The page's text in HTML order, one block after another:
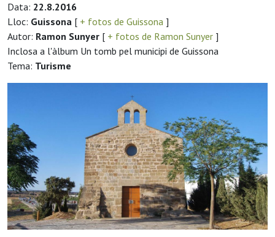
Data: 22.8.2016
Lloc: Guissona [ + fotos de Guissona ]
Autor: Ramon Sunyer [ + fotos de Ramon Sunyer ]
Inclosa a l'àlbum Un tomb pel municipi de Guissona
Tema: Turisme